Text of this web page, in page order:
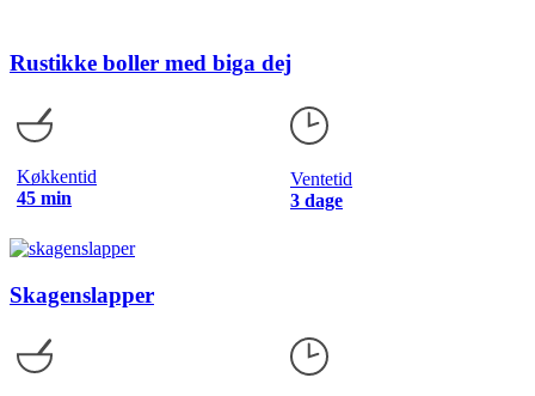
Rustikke boller med biga dej
Køkkentid
45 min
Ventetid
3 dage
Skagenslapper